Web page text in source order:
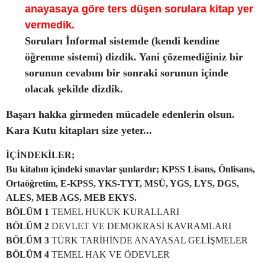
anayasaya göre ters düşen sorulara kitap yer
vermedik.
Soruları İnformal sistemde (kendi kendine
öğrenme sistemi) dizdik. Yani çözemediğiniz bir
sorunun cevabını bir sonraki sorunun içinde
olacak şekilde dizdik.
Başarı hakka girmeden mücadele edenlerin olsun.
Kara Kutu kitapları size yeter...
İÇİNDEKİLER;
Bu kitabın içindeki sınavlar şunlardır; KPSS Lisans, Önlisans,
Ortaöğretim, E-KPSS, YKS-TYT, MSÜ, YGS, LYS, DGS,
ALES, MEB AGS, MEB EKYS.
BÖLÜM 1 TEMEL HUKUK KURALLARI
BÖLÜM 2 DEVLET VE DEMOKRASİ KAVRAMLARI
BÖLÜM 3 TÜRK TARİHİNDE ANAYASAL GELİŞMELER
BÖLÜM 4 TEMEL HAK VE ÖDEVLER